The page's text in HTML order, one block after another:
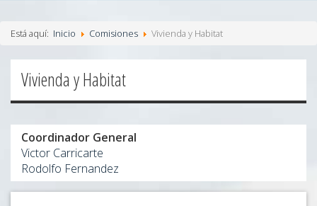
Está aquí: Inicio Comisiones Vivienda y Habitat
Vivienda y Habitat
Coordinador General
Victor Carricarte
Rodolfo Fernandez